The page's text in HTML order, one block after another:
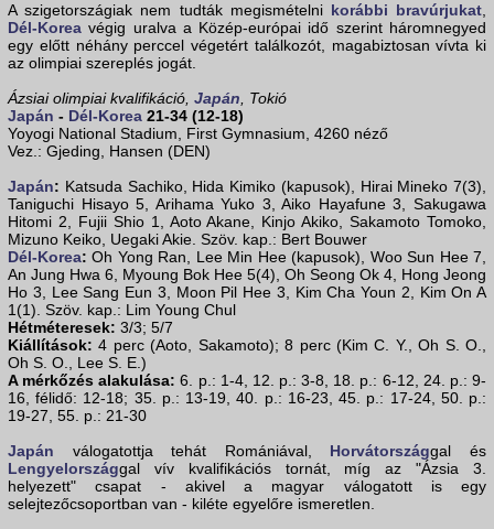
A szigetországiak nem tudták megismételni korábbi bravúrjukat,
Dél-Korea végig uralva a Közép-európai idő szerint háromnegyed
egy előtt néhány perccel végetért találkozót, magabiztosan vívta ki
az olimpiai szereplés jogát.
Ázsiai olimpiai kvalifikáció, Japán, Tokió
Japán - Dél-Korea 21-34 (12-18)
Yoyogi National Stadium, First Gymnasium, 4260 néző
Vez.: Gjeding, Hansen (DEN)
Japán: Katsuda Sachiko, Hida Kimiko (kapusok), Hirai Mineko 7(3),
Taniguchi Hisayo 5, Arihama Yuko 3, Aiko Hayafune 3, Sakugawa
Hitomi 2, Fujii Shio 1, Aoto Akane, Kinjo Akiko, Sakamoto Tomoko,
Mizuno Keiko, Uegaki Akie. Szöv. kap.: Bert Bouwer
Dél-Korea: Oh Yong Ran, Lee Min Hee (kapusok), Woo Sun Hee 7,
An Jung Hwa 6, Myoung Bok Hee 5(4), Oh Seong Ok 4, Hong Jeong
Ho 3, Lee Sang Eun 3, Moon Pil Hee 3, Kim Cha Youn 2, Kim On A
1(1). Szöv. kap.: Lim Young Chul
Hétméteresek: 3/3; 5/7
Kiállítások: 4 perc (Aoto, Sakamoto); 8 perc (Kim C. Y., Oh S. O.,
Oh S. O., Lee S. E.)
A mérkőzés alakulása: 6. p.: 1-4, 12. p.: 3-8, 18. p.: 6-12, 24. p.: 9-
16, félidő: 12-18; 35. p.: 13-19, 40. p.: 16-23, 45. p.: 17-24, 50. p.:
19-27, 55. p.: 21-30
Japán válogatottja tehát Romániával, Horvátországgal és
Lengyelországgal vív kvalifikációs tornát, míg az "Ázsia 3.
helyezett" csapat - akivel a magyar válogatott is egy
selejtezőcsoportban van - kiléte egyelőre ismeretlen.